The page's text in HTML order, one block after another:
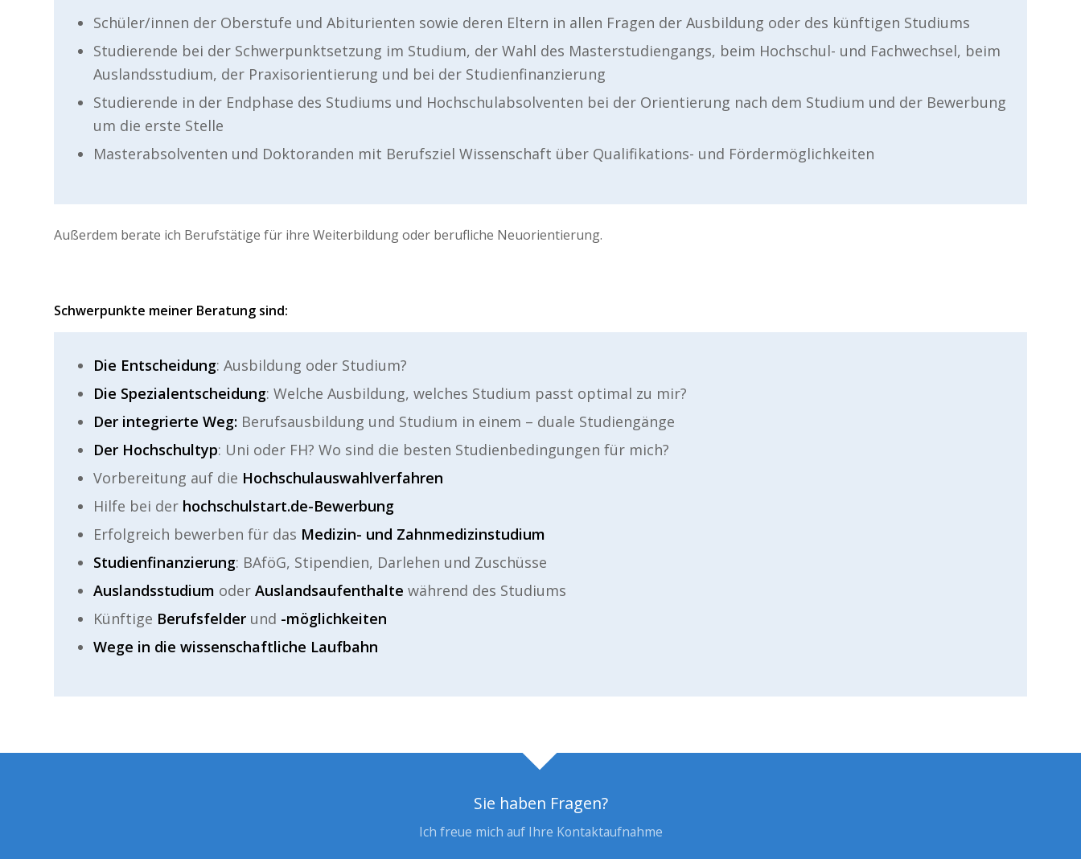
Schüler/innen der Oberstufe und Abiturienten sowie deren Eltern in allen Fragen der Ausbildung oder des künftigen Studiums
Studierende bei der Schwerpunktsetzung im Studium, der Wahl des Masterstudiengangs, beim Hochschul- und Fachwechsel, beim
Auslandsstudium, der Praxisorientierung und bei der Studienfinanzierung
Studierende in der Endphase des Studiums und Hochschulabsolventen bei der Orientierung nach dem Studium und der Bewerbung
um die erste Stelle
Masterabsolventen und Doktoranden mit Berufsziel Wissenschaft über Qualifikations- und Fördermöglichkeiten
Außerdem berate ich Berufstätige für ihre Weiterbildung oder berufliche Neuorientierung.
Schwerpunkte meiner Beratung sind:
Die Entscheidung: Ausbildung oder Studium?
Die Spezialentscheidung: Welche Ausbildung, welches Studium passt optimal zu mir?
Der integrierte Weg: Berufsausbildung und Studium in einem – duale Studiengänge
Der Hochschultyp: Uni oder FH? Wo sind die besten Studienbedingungen für mich?
Vorbereitung auf die Hochschulauswahlverfahren
Hilfe bei der hochschulstart.de-Bewerbung
Erfolgreich bewerben für das Medizin- und Zahnmedizinstudium
Studienfinanzierung: BAföG, Stipendien, Darlehen und Zuschüsse
Auslandsstudium oderAuslandsaufenthalte während des Studiums
Künftige Berufsfelder und -möglichkeiten
Wege in die wissenschaftliche Laufbahn
Sie haben Fragen?
Ich freue mich auf Ihre Kontaktaufnahme